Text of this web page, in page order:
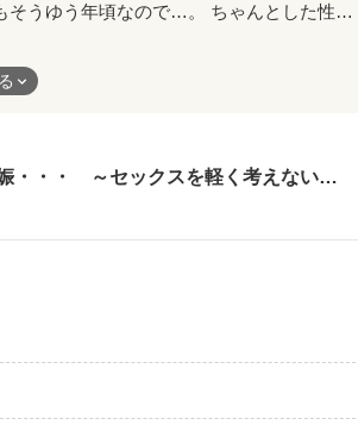
む
言葉にできないくらい感動しました。 これから私もそうゆう年頃なので…。 ちゃんとした性の知識を持つことができてよかったです。 感謝しています。 ありがとうございました。
す。
・・・ ～セックスを軽く考えないで